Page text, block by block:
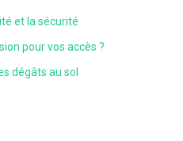
et la sécurité
pour vos accès ?
dégâts au sol